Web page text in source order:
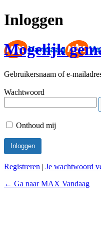
Inloggen
Mogelijk
Gebruikersnaam of e-
Wachtwoord
Onthoud mij
Registreren | Je wachtwoord
← Ga naar MAX Vandaag